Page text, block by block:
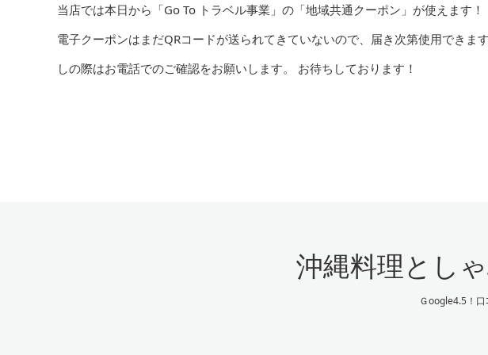
当店では本日から「Go To トラベル事業」の「地域共通クーポン」が使えます！
電子クーポンはまだQRコードが送られてきていないので、届き次第使用できま
しの際はお電話でのご確認をお願いします。 お待ちしております！
沖縄料理とし
Ｇoogle4.5！